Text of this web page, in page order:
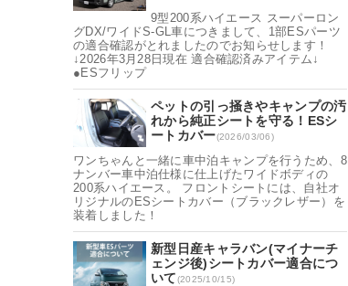
9型200系ハイエース スーパーロン
グDX/ワイドS-GL車につきまして、1部ESパーツ
の適合確認がとれましたのでお知らせします！
↓2026年3月28日現在 適合確認済みアイテム↓
●ESフリップ
ペットの引っ掻きやキャンプの汚
れから純正シートを守る！ESシ
ートカバー(2026/03/06)
ワンちゃんと一緒に車中泊キャンプを行うため、8
ナンバー車中泊仕様に仕上げたワイドボディの
200系ハイエース。 フロントシートには、自社オ
リジナルのESシートカバー（ブラックレザー）を
装着しました！
新型日産キャラバン(マイナーチ
ェンジ後)シートカバー適合につ
いて(2025/10/15)